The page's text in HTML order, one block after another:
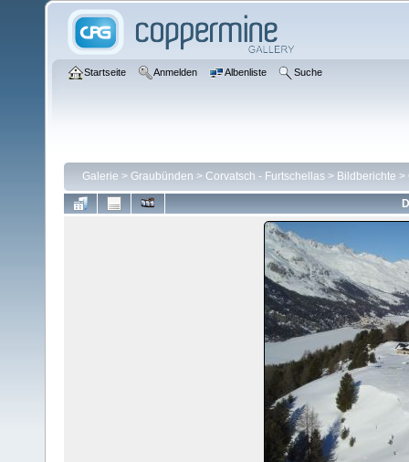
Startseite Anmelden Albenliste Suche
Galerie > Graubünden > Corvatsch - Furtschellas > Bildberichte >